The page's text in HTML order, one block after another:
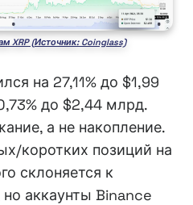
XRP (Источник: Coinglass)
на 27,11% до $1,99
до $2,44 млрд.
а не накопление.
коротких позиций на
склоняется к
аккаунты Binance